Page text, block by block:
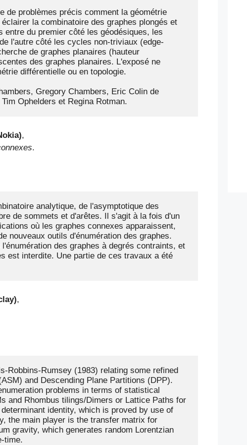
de problèmes précis comment la géométrie
la combinatoire des graphes plongés et
du premier côté les géodésiques, les
l'autre côté les cycles non-triviaux (edge-
de graphes planaires (hauteur
des graphes planaires. L'exposé ne
différentielle ou en topologie.
Gregory Chambers, Eric Colin de
Ophelders et Regina Rotman.
,
.
analytique, de l'asymptotique des
de sommets et d'arêtes. Il s'agit à la fois d'un
où les graphes connexes apparaissent,
nouveaux outils d'énumération des graphes.
des graphes à degrés contraints, et
est interdite. Une partie de ces travaux a été
,
Robbins-Rumsey (1983) relating some refined
and Descending Plane Partitions (DPP).
problems in terms of statistical
and Rhombus tilings/Dimers or Lattice Paths for
identity, which is proved by use of
the main player is the transfer matrix for
gravity, which generates random Lorentzian
time.